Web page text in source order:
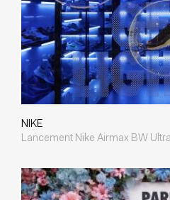
NIKE
Lancement Nike Airmax BW Ultra